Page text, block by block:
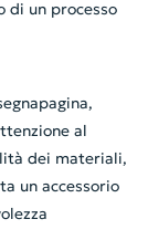
di un processo
al
dei materiali,
un accessorio